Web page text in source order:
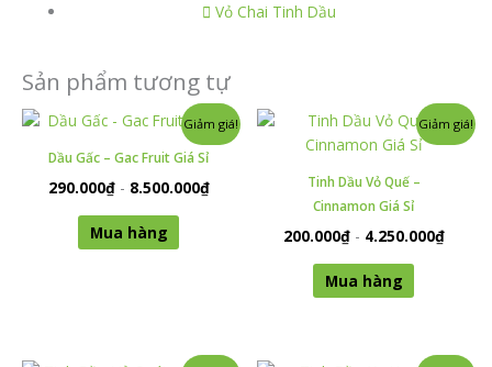
Vỏ Chai Tinh Dầu
Sản phẩm tương tự
Giảm giá!
Dầu Gấc – Gac Fruit Giá Sỉ
290.000₫- 8.500.000₫
Mua hàng
Sản
phẩm
này
có
nhiều
có
Giảm giá!
Tinh Dầu Vỏ Quế –
Cinnamon Giá Sỉ
200.000₫- 4.250.000₫
Mua hàng
Sản
phẩm
nhiều
biến
thể.
có